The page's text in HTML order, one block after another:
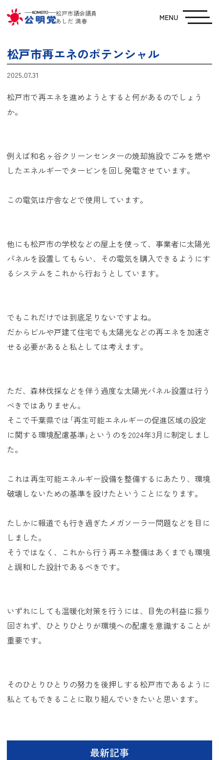
松戸市議会議員
あしだ 満春
MENU
松戸市再エネのポテンシャル
2025.07.31
松戸市で再エネを進めようとすると何があるのでしょう
か。
例えば和名ヶ谷クリーンセンターの焼却施設でごみを燃や
したエネルギーでタービンを回し発電させています。
この電気は庁舎などで使用しています。
他にも松戸市の学校などの屋上を使って、事業者に太陽光
パネルを設置してもらい、その電気を購入できるようにす
るシステムをこれから行おうとしています。
でもこれだけでは到底足りないですよね。
だからビルや戸建て住宅でも太陽光などの再エネを加速さ
せる必要があると私としては考えます。
ただ、森林伐採などを伴う過度な太陽光パネル設置は行う
べきではありません。
そこで千葉県では｢再生可能エネルギーの促進区域の設定
に関する環境配慮基準｣というのを2024年3月に制定しまし
た。
これは再生可能エネルギー設備を整備するにあたり、環境
破壊しないための基準を設けたということになります。
たしかに報道でも行き過ぎたメガソーラー問題などを目に
しました。
そうではなく、これから行う再エネ整備はあくまでも環境
と調和した設計であるべきです。
いずれにしても温暖化対策を行うには、目先の利益に振り
回されず、ひとりひとりが環境への配慮を意識することが
重要です。
そのひとりひとりの努力を後押しする松戸市であるように
私とてもできることに取り組んでいきたいと思います。
最新記事